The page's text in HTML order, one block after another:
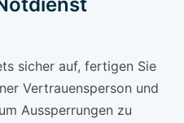
sicher auf, fertigen Sie
Vertrauensperson und
Aussperrungen zu